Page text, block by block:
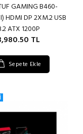
GAMING B460-
HDMI DP 2XM.2 USB
ATX 1200P
TL
Sepete Ekle